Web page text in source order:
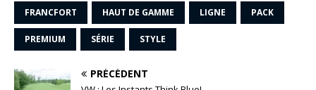
FRANCFORT HAUT DE GAMME LIGNE PACK
PREMIUM SÉRIE STYLE
PRÉCÉDENT